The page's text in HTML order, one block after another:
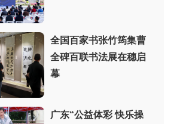
全国百家书张竹筠集曹
全碑百联书法展在穗启
幕
广东“公益体彩 快乐操